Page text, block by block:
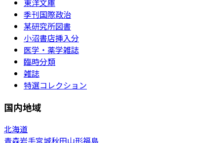
東洋文庫
季刊国際政治
某研究所図書
小沼書店挿入分
医学・薬学雑誌
臨時分類
雑誌
特選コレクション
国内地域
北海道
青森岩手宮城秋田山形福島